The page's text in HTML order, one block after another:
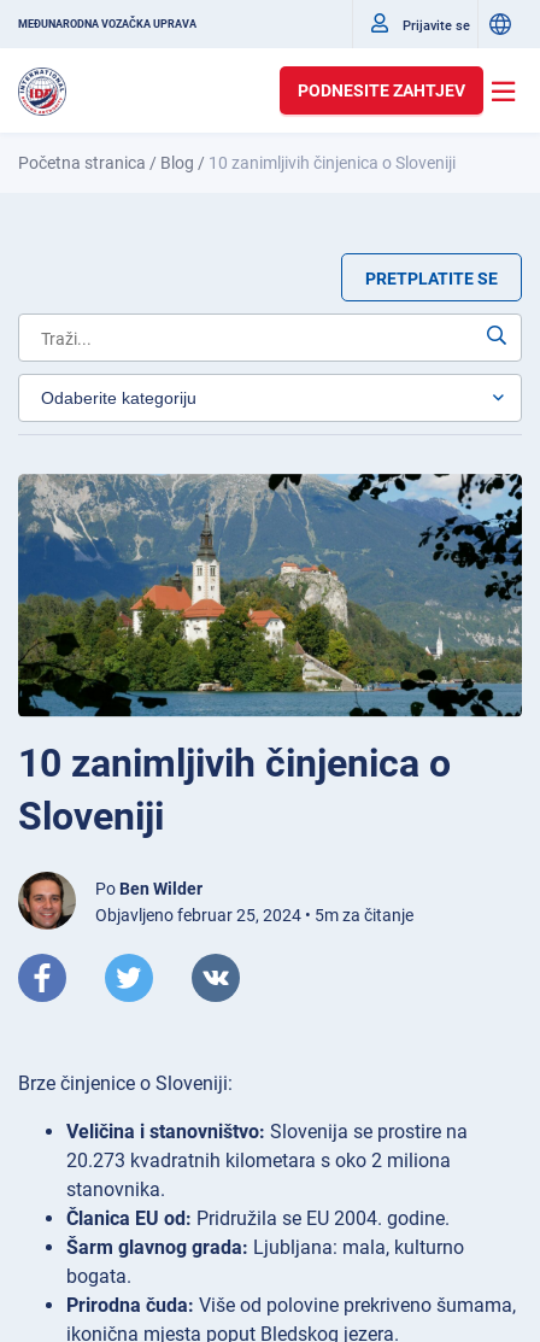
MEĐUNARODNA VOZAČKA UPRAVA Prijavite se
PODNESITE ZAHTJEV
Početna stranica / Blog / 10 zanimljivih činjenica o Sloveniji
PRETPLATITE SE
10 zanimljivih činjenica o
Sloveniji
Po Ben Wilder
Objavljeno februar 25, 2024 • 5m za čitanje
Brze činjenice o Sloveniji:
Veličina i stanovništvo: Slovenija se prostire na
20.273 kvadratnih kilometara s oko 2 miliona
stanovnika.
Članica EU od: Pridružila se EU 2004. godine.
Šarm glavnog grada: Ljubljana: mala, kulturno
bogata.
Prirodna čuda: Više od polovine prekriveno šumama,
ikonična mjesta poput Bledskog jezera.